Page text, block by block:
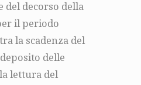
del decorso della
il periodo
la scadenza del
delle
lettura del